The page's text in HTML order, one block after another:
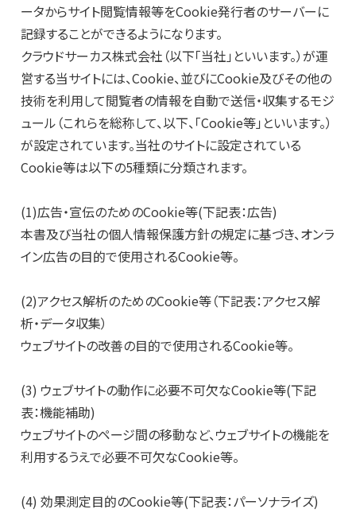
ータからサイト閲覧情報等をCookie発行者のサーバーに
記録することができるようになります。
クラウドサーカス株式会社（以下「当社」といいます。）が運
営する当サイトには、Cookie、並びにCookie及びその他の
技術を利用して閲覧者の情報を自動で送信・収集するモジ
ュール（これらを総称して、以下、「Cookie等」といいます。）
が設定されています。当社のサイトに設定されている
Cookie等は以下の5種類に分類されます。
(1)広告・宣伝のためのCookie等(下記表：広告)
本書及び当社の個人情報保護方針の規定に基づき、オンラ
イン広告の目的で使用されるCookie等。
(2)アクセス解析のためのCookie等（下記表：アクセス解
析・データ収集）
ウェブサイトの改善の目的で使用されるCookie等。
(3) ウェブサイトの動作に必要不可欠なCookie等(下記
表：機能補助)
ウェブサイトのページ間の移動など、ウェブサイトの機能を
利用するうえで必要不可欠なCookie等。
(4) 効果測定目的のCookie等(下記表：パーソナライズ)